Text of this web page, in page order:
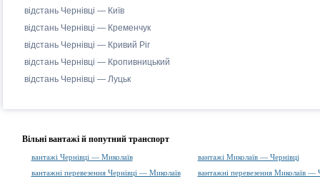
відстань Чернівці — Київ
відстань Чернівці — Кременчук
відстань Чернівці — Кривий Ріг
відстань Чернівці — Кропивницький
відстань Чернівці — Луцьк
Вільні вантажі й попутний транспорт
вантажі Чернівці — Миколаїв
вантажі Миколаїв — Чернівці
вантажні перевезення Чернівці — Миколаїв
вантажні перевезення Миколаїв —